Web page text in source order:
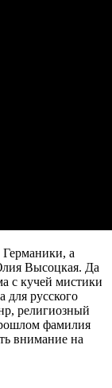
а
Высоцкая. Да
с кучей мистики
для русского
религиозный
фамилия
внимание на